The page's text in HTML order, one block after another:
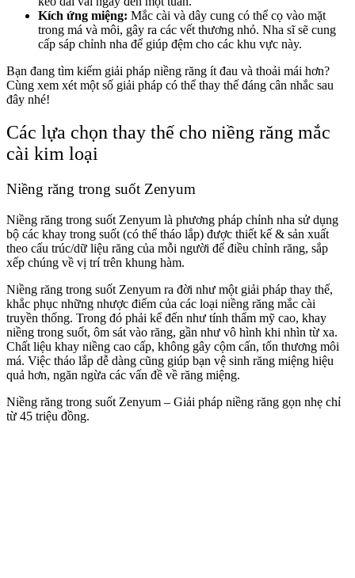
Kích ứng miệng: Mắc cài và dây cung có thể cọ vào mặt
trong má và môi, gây ra các vết thương nhỏ. Nha sĩ sẽ cung
cấp sáp chỉnh nha để giúp đệm cho các khu vực này.
Bạn đang tìm kiếm giải pháp niềng răng ít đau và thoải mái hơn?
Cùng xem xét một số giải pháp có thể thay thế đáng cân nhắc sau
đây nhé!
Các lựa chọn thay thế cho niềng răng mắc
cài kim loại
Niềng răng trong suốt Zenyum
Niềng răng trong suốt Zenyum là phương pháp chỉnh nha sử dụng
bộ các khay trong suốt (có thể tháo lắp) được thiết kế & sản xuất
theo cấu trúc/dữ liệu răng của mỗi người để điều chỉnh răng, sắp
xếp chúng về vị trí trên khung hàm.
Niềng răng trong suốt Zenyum ra đời như một giải pháp thay thế,
khắc phục những nhược điểm của các loại niềng răng mắc cài
truyền thống. Trong đó phải kể đến như tính thẩm mỹ cao, khay
niềng trong suốt, ôm sát vào răng, gần như vô hình khi nhìn từ xa.
Chất liệu khay niềng cao cấp, không gây cộm cấn, tổn thương môi
má. Việc tháo lắp dễ dàng cũng giúp bạn vệ sinh răng miệng hiệu
quả hơn, ngăn ngừa các vấn đề về răng miệng.
Niềng răng trong suốt Zenyum – Giải pháp niềng răng gọn nhẹ chỉ
từ 45 triệu đồng.